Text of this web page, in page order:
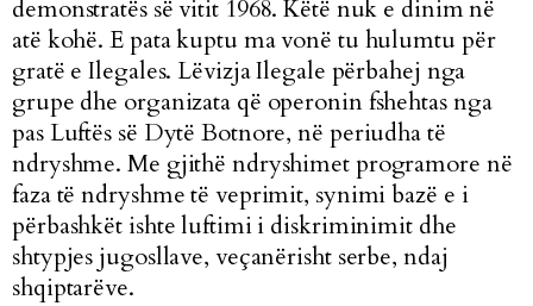
demonstratës së vitit 1968. Këtë nuk e dinim në
atë kohë. E pata kuptu ma vonë tu hulumtu për
gratë e Ilegales. Lëvizja Ilegale përbahej nga
grupe dhe organizata që operonin fshehtas nga
pas Luftës së Dytë Botnore, në periudha të
ndryshme. Me gjithë ndryshimet programore në
faza të ndryshme të veprimit, synimi bazë e i
përbashkët ishte luftimi i diskriminimit dhe
shtypjes jugosllave, veçanërisht serbe, ndaj
shqiptarëve.